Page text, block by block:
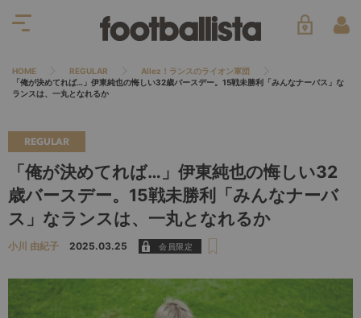
HOME REGULAR
Allez！ランスのライオン軍団
「俺が決めてれば…」伊東純也の悔しい32歳バースデー。15戦未勝利「みんなナーバス」な
ランスは、一丸となれるか
REGULAR
「俺が決めてれば…」伊東純也の悔しい32
歳バースデー。15戦未勝利「みんなナーバ
ス」なランスは、一丸となれるか
小川 由紀子 2025.03.25